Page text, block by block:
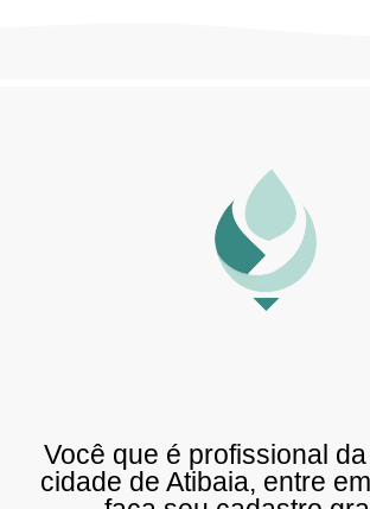
Você que é profissional
cidade de Atibaia, entre